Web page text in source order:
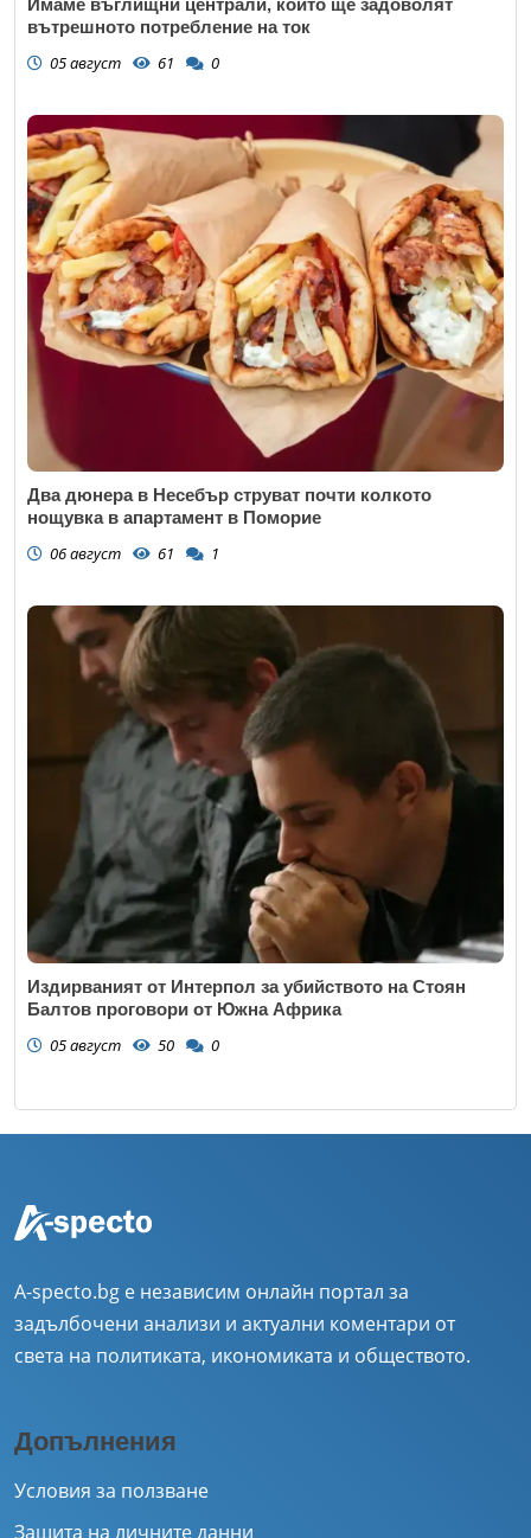
вътрешното потребление на ток
05 август 61 0
Два дюнера в Несебър струват почти колкото
нощувка в апартамент в Поморие
06 август 61 1
Издирваният от Интерпол за убийството на Стоян
Балтов проговори от Южна Африка
05 август 50 0
A-specto.bg е независим онлайн портал за
задълбочени анализи и актуални коментари от
света на политиката, икономиката и обществото.
Допълнения
Условия за ползване
Защита на личните данни